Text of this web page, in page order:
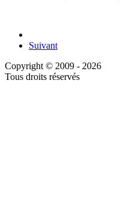
Suivant
Copyright © 2009 - 2026
Tous droits réservés